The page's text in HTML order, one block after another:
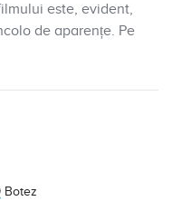
este, evident,
de aparențe. Pe
Botez